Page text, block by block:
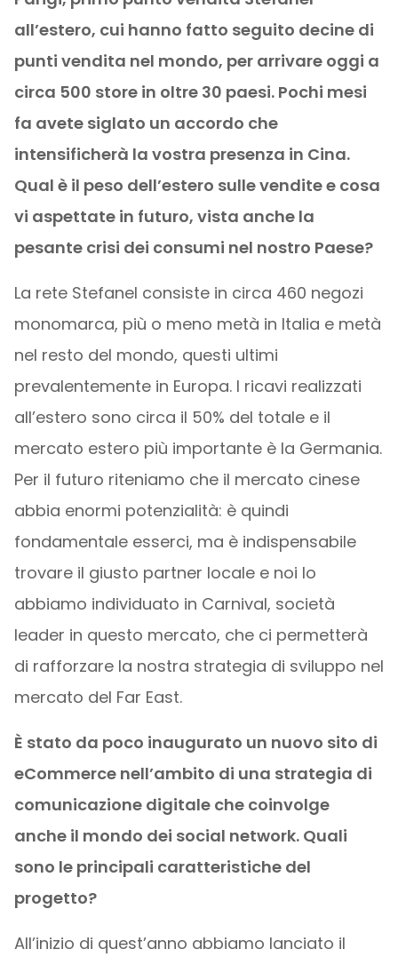
all’estero, cui hanno fatto seguito decine di
punti vendita nel mondo, per arrivare oggi a
circa 500 store in oltre 30 paesi. Pochi mesi
fa avete siglato un accordo che
intensificherà la vostra presenza in Cina.
Qual è il peso dell’estero sulle vendite e cosa
vi aspettate in futuro, vista anche la
pesante crisi dei consumi nel nostro Paese?
La rete Stefanel consiste in circa 460 negozi
monomarca, più o meno metà in Italia e metà
nel resto del mondo, questi ultimi
prevalentemente in Europa. I ricavi realizzati
all’estero sono circa il 50% del totale e il
mercato estero più importante è la Germania.
Per il futuro riteniamo che il mercato cinese
abbia enormi potenzialità: è quindi
fondamentale esserci, ma è indispensabile
trovare il giusto partner locale e noi lo
abbiamo individuato in Carnival, società
leader in questo mercato, che ci permetterà
di rafforzare la nostra strategia di sviluppo nel
mercato del Far East.
È stato da poco inaugurato un nuovo sito di
eCommerce nell’ambito di una strategia di
comunicazione digitale che coinvolge
anche il mondo dei social network. Quali
sono le principali caratteristiche del
progetto?
All’inizio di quest’anno abbiamo lanciato il